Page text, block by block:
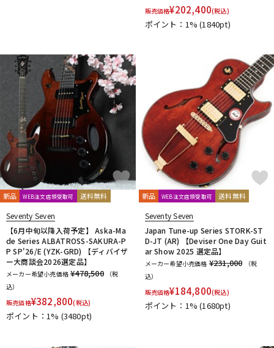
レコーディング機器
配信/ライブ機器
中古 ヴィンテージ
販売価格¥202,400(税込)
ポイント：1%(1840pt)
新品 WEB注文店頭受取可 送料無料
Seventy Seven
【6月中旬以降入荷予定】 Aska-Ma
de Series ALBATROSS-SAKURA-P
P SP'26/E (YZK-GRD) 【ディバイザ
ー大商談会2026選定品】
メーカー希望小売価格 ¥478,500
（税
込）
販売価格¥382,800(税込)
ポイント：1% (3480pt)
新品 WEB注文店頭受取可 送料無料
Seventy Seven
Japan Tune-up Series STORK-ST
D-JT (AR) 【Deviser One Day Guit
ar Show 2025 選定品】
メーカー希望小売価格 ¥231,000
（税
込）
販売価格¥184,800(税込)
ポイント：1%(1680pt)